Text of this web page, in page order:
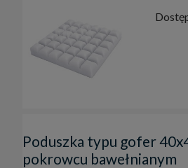
Poduszka typu gofer
pokrowcu bawełnianym